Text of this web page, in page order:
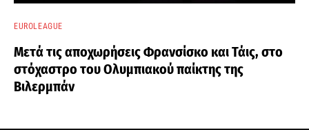
EUROLEAGUE
Μετά τις αποχωρήσεις Φρανσίσκο και Τάις, στο
στόχαστρο του Ολυμπιακού παίκτης της
Βιλερμπάν